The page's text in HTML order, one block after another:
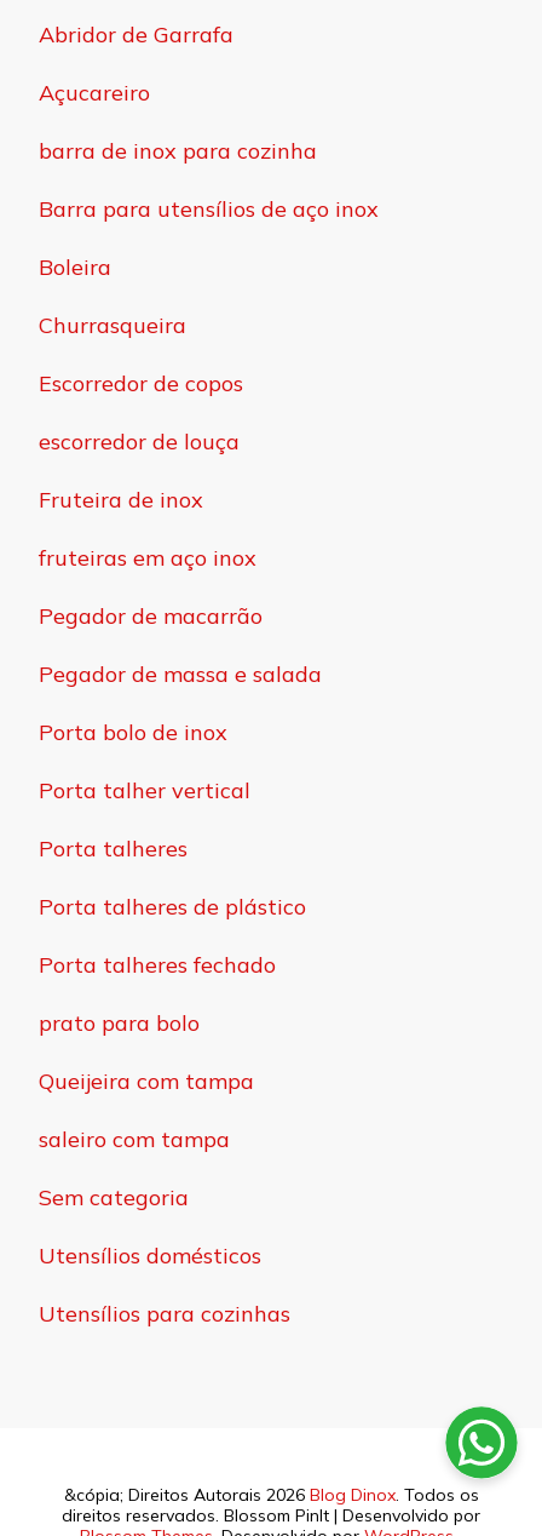
Abridor de Garrafa
Açucareiro
barra de inox para cozinha
Barra para utensílios de aço inox
Boleira
Churrasqueira
Escorredor de copos
escorredor de louça
Fruteira de inox
fruteiras em aço inox
Pegador de macarrão
Pegador de massa e salada
Porta bolo de inox
Porta talher vertical
Porta talheres
Porta talheres de plástico
Porta talheres fechado
prato para bolo
Queijeira com tampa
saleiro com tampa
Sem categoria
Utensílios domésticos
Utensílios para cozinhas
&cópia; Direitos Autorais 2026 Blog Dinox. Todos os
direitos reservados. Blossom PinIt | Desenvolvido por